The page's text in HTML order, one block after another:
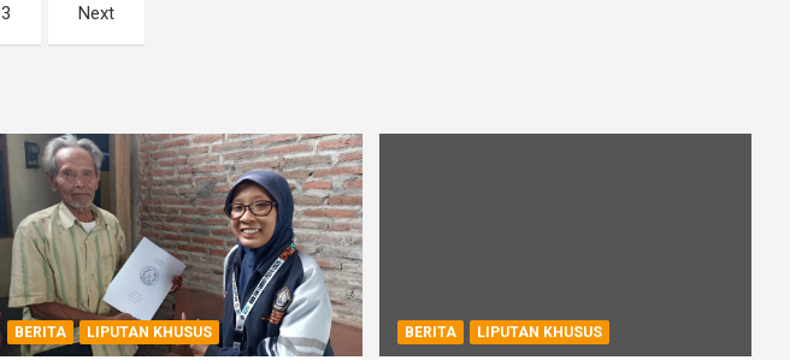
3 Next
BERITA LIPUTAN KHUSUS BERITA LIPUTAN KHUSUS